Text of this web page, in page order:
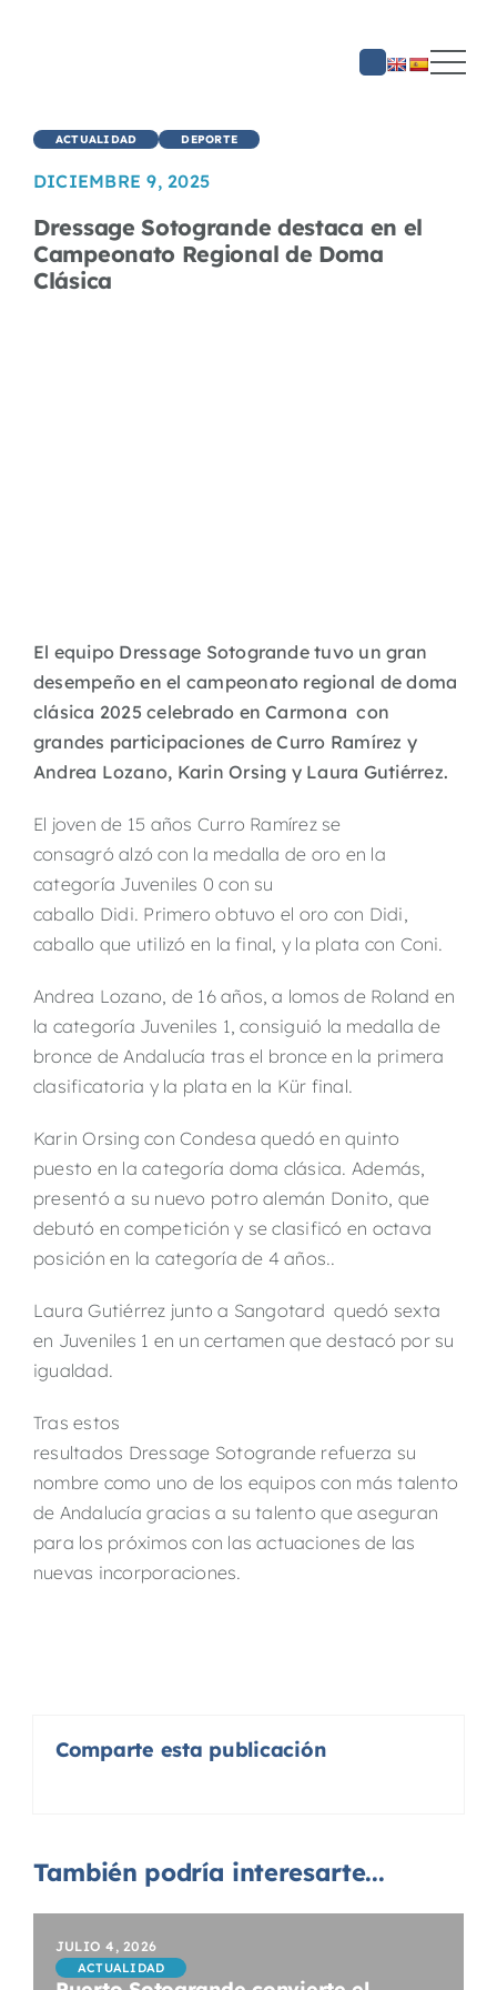
ACTUALIDAD DEPORTE
DICIEMBRE 9, 2025
Dressage Sotogrande destaca en el
Campeonato Regional de Doma
Clásica
El equipo Dressage Sotogrande tuvo un gran
desempeño en el campeonato regional de doma
clásica 2025 celebrado en Carmona con
grandes participaciones de Curro Ramírez y
Andrea Lozano, Karin Orsing y Laura Gutiérrez.
El joven de 15 años Curro Ramírez se
consagró alzó con la medalla de oro en la
categoría Juveniles 0 con su
caballo Didi. Primero obtuvo el oro con Didi,
caballo que utilizó en la final, y la plata con Coni.
Andrea Lozano, de 16 años, a lomos de Roland en
la categoría Juveniles 1, consiguió la medalla de
bronce de Andalucía tras el bronce en la primera
clasificatoria y la plata en la Kür final.
Karin Orsing con Condesa quedó en quinto
puesto en la categoría doma clásica. Además,
presentó a su nuevo potro alemán Donito, que
debutó en competición y se clasificó en octava
posición en la categoría de 4 años..
Laura Gutiérrez junto a Sangotard quedó sexta
en Juveniles 1 en un certamen que destacó por su
igualdad.
Tras estos
resultados Dressage Sotogrande refuerza su
nombre como uno de los equipos con más talento
de Andalucía gracias a su talento que aseguran
para los próximos con las actuaciones de las
nuevas incorporaciones.
Comparte esta publicación
También podría interesarte...
JULIO 4, 2026
ACTUALIDAD